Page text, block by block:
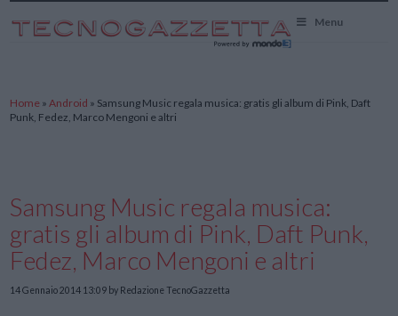
Menu
Home »Android » Samsung Music regala musica: gratis gli album di Pink, Daft
Punk, Fedez, Marco Mengoni e altri
Samsung Music regala musica:
gratis gli album di Pink, Daft Punk,
Fedez, Marco Mengoni e altri
14 Gennaio 2014 13:09 by Redazione TecnoGazzetta